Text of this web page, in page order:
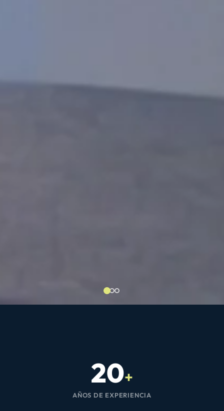
20+
AÑOS DE EXPERIENCIA